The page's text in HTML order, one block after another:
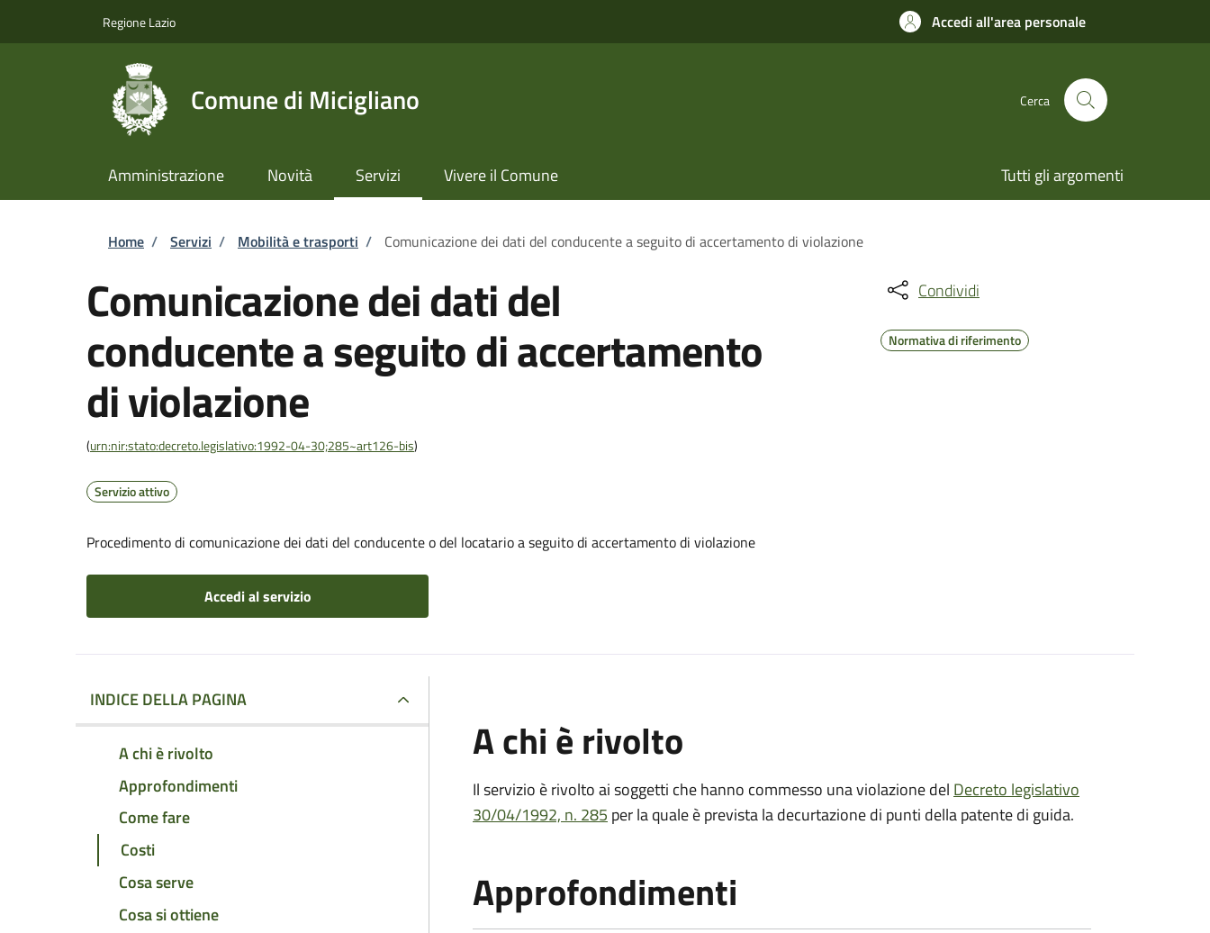
Regione Lazio Accedi all'area personale
Comune di Micigliano Cerca
Amministrazione Novità Servizi Vivere il Comune Tutti gli argomenti
Briciole di pane
Home / Servizi / Mobilità e trasporti / Comunicazione dei dati del conducente a seguito di accertamento di violazione
Comunicazione dei dati del
conducente a seguito di accertamento
di violazione
(urn:nir:stato:decreto.legislativo:1992-04-30;285~art126-bis)
Servizio attivo
Procedimento di comunicazione dei dati del conducente o del locatario a seguito di accertamento di violazione
Accedi al servizio
Condividi
Normativa di riferimento
INDICE DELLA PAGINA
A chi è rivolto
Approfondimenti
Come fare
Costi
Cosa serve
Cosa si ottiene
A chi è rivolto
Il servizio è rivolto ai soggetti che hanno commesso una violazione del Decreto legislativo
30/04/1992, n. 285 per la quale è prevista la decurtazione di punti della patente di guida.
Approfondimenti